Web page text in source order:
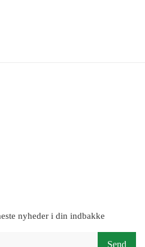
nyheder i din indbakke
Send